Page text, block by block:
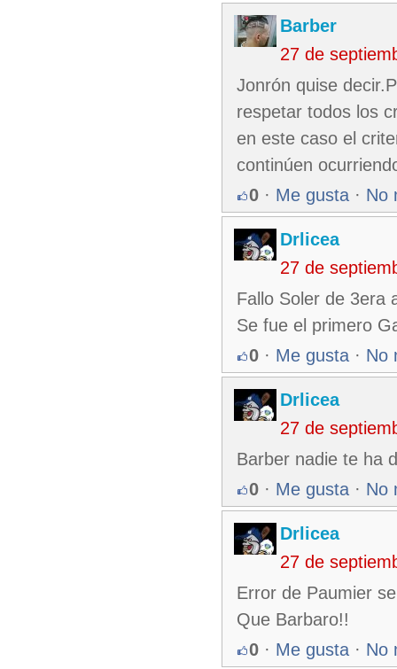
Barber
27 de
Jonrón quise
respetar todos los
en este caso el
continúen
0 · Me gusta · No
Drlicea
27 de
Fallo Soler de 3era
Se fue el primero
0 · Me gusta · No
Drlicea
27 de
Barber nadie te ha
0 · Me gusta · No
Drlicea
27 de
Error de Paumier
Que Barbaro!!
0 · Me gusta · No